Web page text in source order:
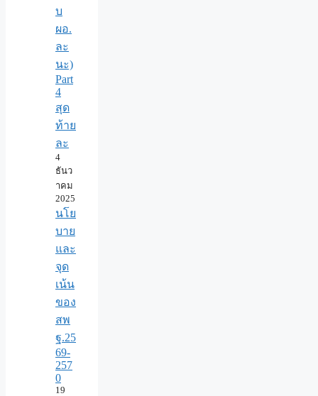
บ
ผอ.
ละ
นะ)
Part
4
สุด
ท้าย
ละ
4
ธันว
าคม
2025
นโย
บาย
และ
จุด
เน้น
ของ
สพ
ฐ.25
69-
257
0
19